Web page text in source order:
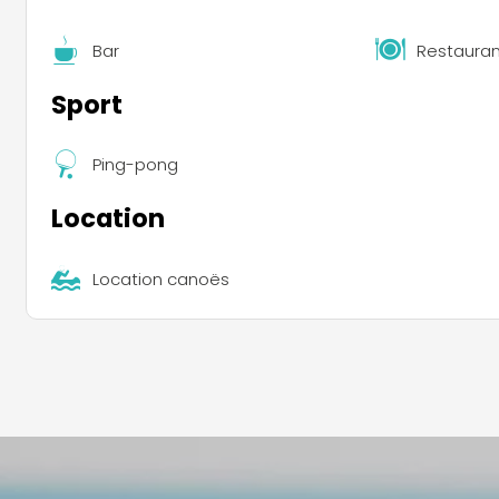
Bar
Sport
Ping-pong
Location
Location canoës